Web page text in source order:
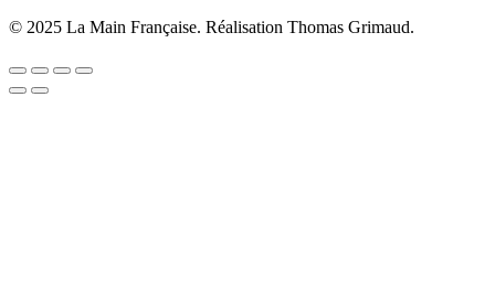
© 2025 La Main Française. Réalisation Thomas Grimaud.